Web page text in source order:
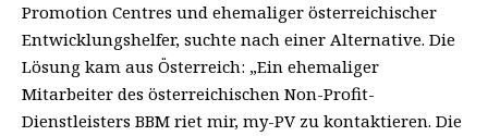
Promotion Centres und ehemaliger österreichischer
Entwicklungshelfer, suchte nach einer Alternative. Die
Lösung kam aus Österreich: „Ein ehemaliger
Mitarbeiter des österreichischen Non-Profit-
Dienstleisters BBM riet mir, my-PV zu kontaktieren. Die